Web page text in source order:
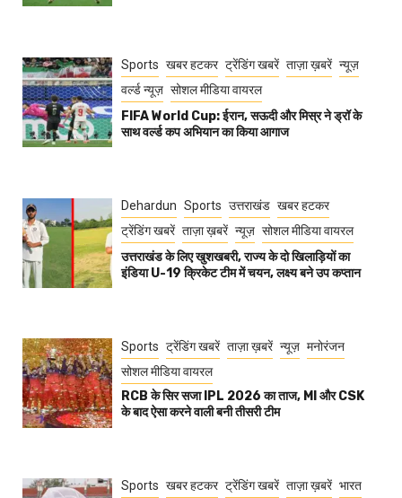
Sports खबर हटकर ट्रेंडिंग खबरें ताज़ा ख़बरें न्यूज़
वर्ल्ड न्यूज़ सोशल मीडिया वायरल
FIFA World Cup: ईरान, सऊदी और मिस्र ने ड्रॉ के
साथ वर्ल्ड कप अभियान का किया आगाज
Dehardun Sports उत्तराखंड खबर हटकर
ट्रेंडिंग खबरें ताज़ा ख़बरें न्यूज़ सोशल मीडिया वायरल
उत्तराखंड के लिए खुशखबरी, राज्य के दो खिलाड़ियों का
इंडिया U-19 क्रिकेट टीम में चयन, लक्ष्य बने उप कप्तान
Sports ट्रेंडिंग खबरें ताज़ा ख़बरें न्यूज़ मनोरंजन
सोशल मीडिया वायरल
RCB के सिर सजा IPL 2026 का ताज, MI और CSK
के बाद ऐसा करने वाली बनी तीसरी टीम
Sports खबर हटकर ट्रेंडिंग खबरें ताज़ा ख़बरें भारत